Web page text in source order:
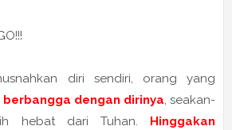
diri sendiri, orang yang
berbangga dengan dirinya, seakan-
hebat dari Tuhan. Hinggakan